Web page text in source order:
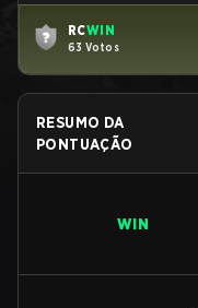
RCWIN
63 Votos
RESUMO DA
PONTUAÇÃO
WIN